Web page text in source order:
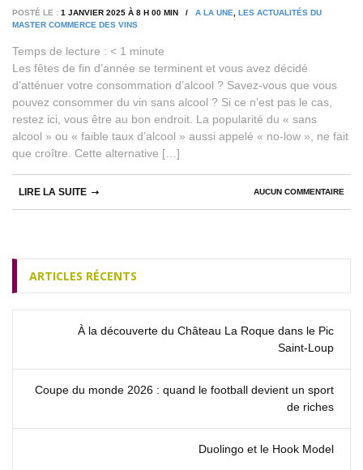
POSTÉ LE : 1 JANVIER 2025 À 8 H 00 MIN / A LA UNE, LES ACTUALITÉS DU
MASTER COMMERCE DES VINS
Temps de lecture : < 1 minute
Les fêtes de fin d’année se terminent et vous avez décidé
d’atténuer votre consommation d’alcool ? Savez-vous que vous
pouvez consommer du vin sans alcool ? Si ce n’est pas le cas,
restez ici, vous être au bon endroit. La popularité du « sans
alcool » ou « faible taux d’alcool » aussi appelé « no-low », ne fait
que croître. Cette alternative […]
AUCUN COMMENTAIRE
LIRE LA SUITE
ARTICLES RÉCENTS
À la découverte du Château La Roque dans le Pic
Saint‑Loup
Coupe du monde 2026 : quand le football devient un sport
de riches
Duolingo et le Hook Model